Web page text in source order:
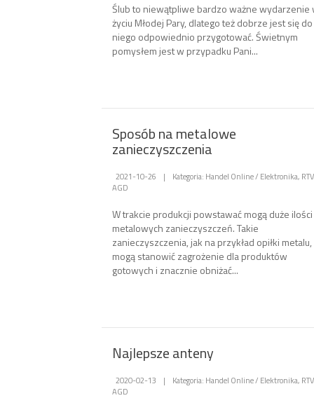
Ślub to niewątpliwe bardzo ważne wydarzenie
życiu Młodej Pary, dlatego też dobrze jest się do
niego odpowiednio przygotować. Świetnym
pomysłem jest w przypadku Pani...
Sposób na metalowe
zanieczyszczenia
2021-10-26 |
Kategoria: Handel Online / Elektronika,
AGD
W trakcie produkcji powstawać mogą duże ilości
metalowych zanieczyszczeń. Takie
zanieczyszczenia, jak na przykład opiłki metalu,
mogą stanowić zagrożenie dla produktów
gotowych i znacznie obniżać...
Najlepsze anteny
2020-02-13 |
Kategoria: Handel Online / Elektronika,
AGD